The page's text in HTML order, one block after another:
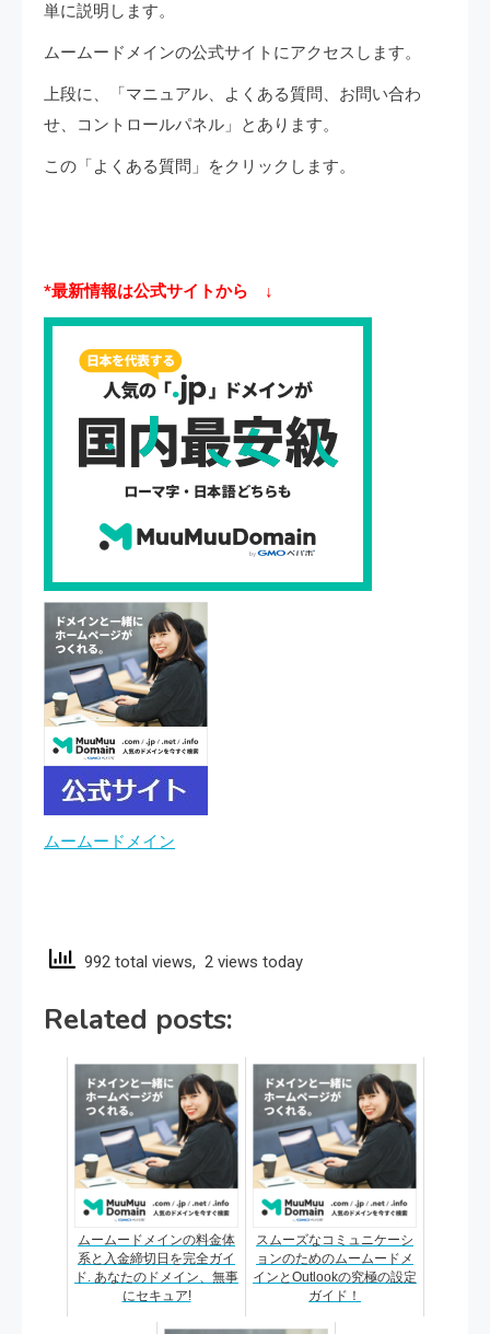
単に説明します。
ムームードメインの公式サイトにアクセスします。
上段に、「マニュアル、よくある質問、お問い合わ
せ、コントロールパネル」とあります。
この「よくある質問」をクリックします。
*最新情報は公式サイトから ↓
ムームードメイン
992 total views, 2 views today
Related posts:
ムームードメインの料金体
系と入金締切日を完全ガイ
ド. あなたのドメイン、無事
にセキュア!
スムーズなコミュニケーシ
ョンのためのムームードメ
インとOutlookの究極の設定
ガイド！